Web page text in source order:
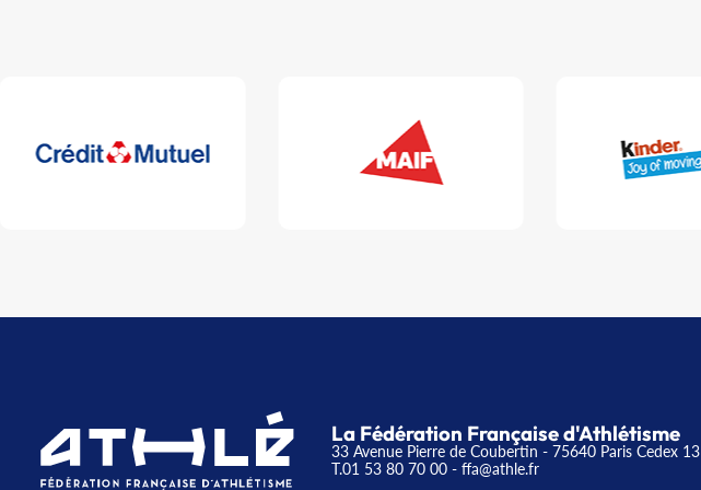
La Fédération Française d'Athlétisme
33 Avenue Pierre de Coubertin - 75640 Paris Cedex 13
T.01 53 80 70 00 - ffa@athle.fr